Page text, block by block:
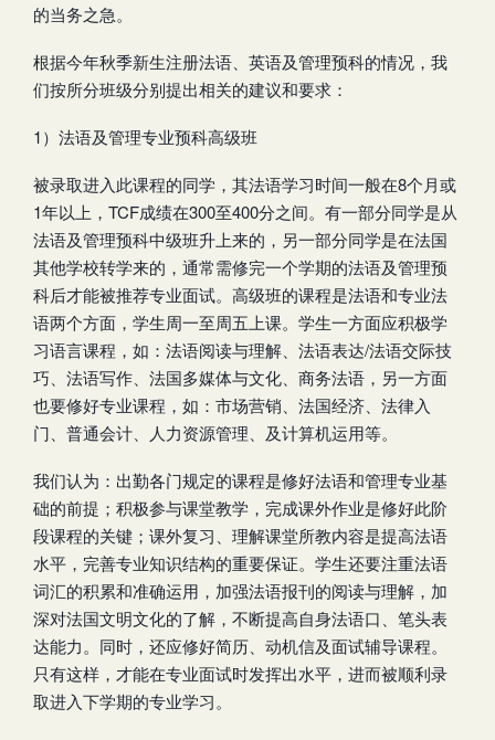
的当务之急。
根据今年秋季新生注册法语、英语及管理预科的情况，我
们按所分班级分别提出相关的建议和要求：
1）法语及管理专业预科高级班
被录取进入此课程的同学，其法语学习时间一般在8个月或
1年以上，TCF成绩在300至400分之间。有一部分同学是从
法语及管理预科中级班升上来的，另一部分同学是在法国
其他学校转学来的，通常需修完一个学期的法语及管理预
科后才能被推荐专业面试。高级班的课程是法语和专业法
语两个方面，学生周一至周五上课。学生一方面应积极学
习语言课程，如：法语阅读与理解、法语表达/法语交际技
巧、法语写作、法国多媒体与文化、商务法语，另一方面
也要修好专业课程，如：市场营销、法国经济、法律入
门、普通会计、人力资源管理、及计算机运用等。
我们认为：出勤各门规定的课程是修好法语和管理专业基
础的前提；积极参与课堂教学，完成课外作业是修好此阶
段课程的关键；课外复习、理解课堂所教内容是提高法语
水平，完善专业知识结构的重要保证。学生还要注重法语
词汇的积累和准确运用，加强法语报刊的阅读与理解，加
深对法国文明文化的了解，不断提高自身法语口、笔头表
达能力。同时，还应修好简历、动机信及面试辅导课程。
只有这样，才能在专业面试时发挥出水平，进而被顺利录
取进入下学期的专业学习。